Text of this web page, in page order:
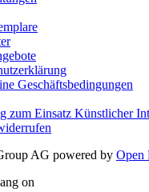
Geschäftsbedingungen
zum Einsatz Künstlicher
AG powered by Open
on